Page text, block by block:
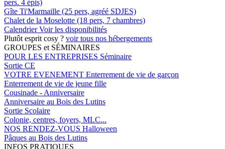
pers. 4 épis)
Gîte Ti'Marmaille (25 pers, agréé SDJES)
Chalet de la Moselotte (18 pers, 7 chambres)
CalendrierVoir les disponibilités
Plutôt esprit cosy ? voir tous nos hébergements
GROUPES et SÉMINAIRES
POUR LES ENTREPRISES Séminaire
Sortie CE
VOTRE EVENEMENT Enterrement de vie de garçon
Enterrement de vie de jeune fille
Cousinade - Anniversaire
Anniversaire au Bois des Lutins
Sortie Scolaire
Colonie, centres, foyers, MLC...
NOS RENDEZ-VOUS Halloween
Pâques au Bois des Lutins
INFOS PRATIQUES